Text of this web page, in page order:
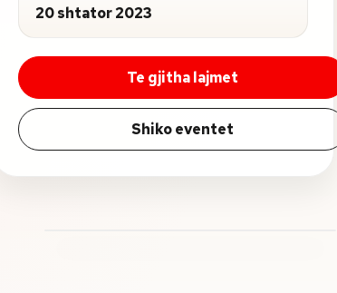
20 shtator 2023
Te gjitha lajmet
Shiko eventet